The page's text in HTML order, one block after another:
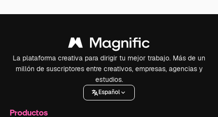
La plataforma creativa para dirigir tu mejor trabajo. Más de un
millón de suscriptores entre creativos, empresas, agencias y
estudios.
Español
Productos